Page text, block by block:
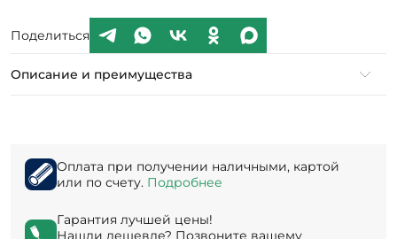
Поделиться
Описание и преимущества
Оплата при получении наличными, картой
или по счету. Подробнее
Гарантия лучшей цены!
Нашли дешевле? Позвоните вашему